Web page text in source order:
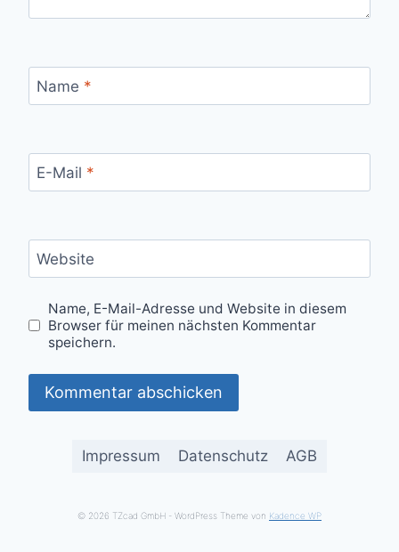
Name *
E-Mail *
Website
Name, E-Mail-Adresse und Website in diesem
Browser für meinen nächsten Kommentar
speichern.
Impressum Datenschutz AGB
© 2026 TZcad GmbH - WordPress Theme von Kadence WP